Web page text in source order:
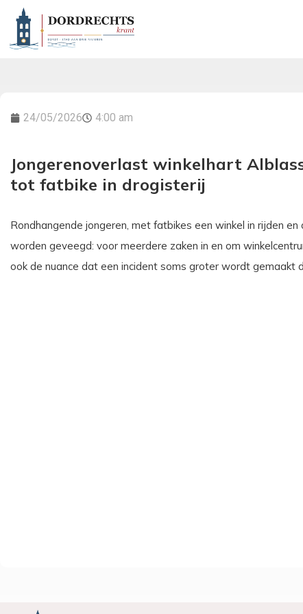
24/05/2026 4:00 am
Jongerenoverlast winkelhart
tot fatbike in drogisterij
Rondhangende jongeren, met fatbikes een winkel in rijden
worden geveegd: voor meerdere zaken in en om
ook de nuance dat een incident soms groter wordt gemaakt